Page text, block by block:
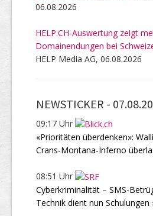
06.08.2026
HELP.CH-Auswertung zeigt
Domainendungen bei
HELP Media AG, 06.08.2026
NEWSTICKER -
09:17 Uhr
«Prioritäten überdenken»:
Crans-Montana-Inferno
08:51 Uhr
Cyberkriminalität – SMS-
Technik dient nun Schulungen